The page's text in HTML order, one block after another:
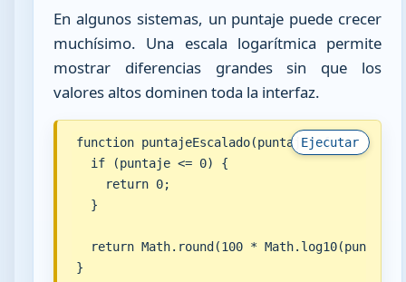
En algunos sistemas, un puntaje puede crecer
muchísimo. Una escala logarítmica permite
mostrar diferencias grandes sin que los
valores altos dominen toda la interfaz.
Ejecutar
function puntajeEscalado(puntaje) {
  if (puntaje <= 0) {
    return 0;
  }
return Math.round(100 * Math.log10(puntaje
}